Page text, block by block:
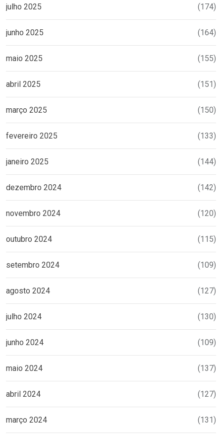
julho 2025 (174)
junho 2025 (164)
maio 2025 (155)
abril 2025 (151)
março 2025 (150)
fevereiro 2025 (133)
janeiro 2025 (144)
dezembro 2024 (142)
novembro 2024 (120)
outubro 2024 (115)
setembro 2024 (109)
agosto 2024 (127)
julho 2024 (130)
junho 2024 (109)
maio 2024 (137)
abril 2024 (127)
março 2024 (131)